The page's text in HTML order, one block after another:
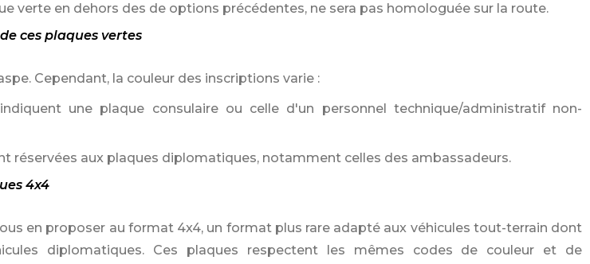
verte en dehors des de options précédentes, ne sera pas homologuée sur la route.
ces plaques vertes
Cependant, la couleur des inscriptions varie :
une plaque consulaire ou celle d'un personnel technique/administratif non-
réservées aux plaques diplomatiques, notamment celles des ambassadeurs.
4x4
en proposer au format 4x4, un format plus rare adapté aux véhicules tout-terrain dont
diplomatiques. Ces plaques respectent les mêmes codes de couleur et de